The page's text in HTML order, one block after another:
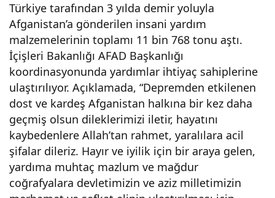
Türkiye tarafından 3 yılda demir yoluyla
Afganistan’a gönderilen insani yardım
malzemelerinin toplamı 11 bin 768 tonu aştı.
İçişleri Bakanlığı AFAD Başkanlığı
koordinasyonunda yardımlar ihtiyaç sahiplerine
ulaştırılıyor. Açıklamada, “Depremden etkilenen
dost ve kardeş Afganistan halkına bir kez daha
geçmiş olsun dileklerimizi iletir, hayatını
kaybedenlere Allah’tan rahmet, yaralılara acil
şifalar dileriz. Hayır ve iyilik için bir araya gelen,
yardıma muhtaç mazlum ve mağdur
coğrafyalara devletimizin ve aziz milletimizin
ulaş
tı